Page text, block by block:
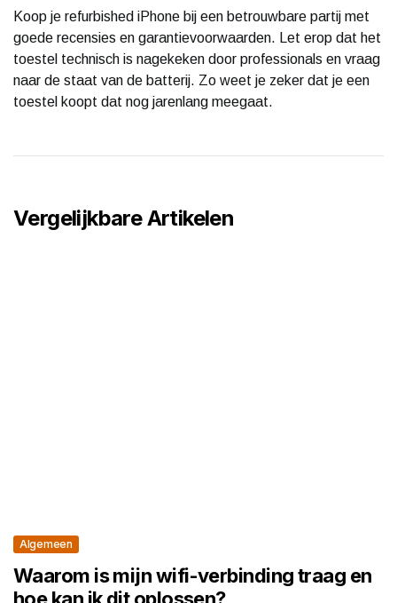
Koop je refurbished iPhone bij een betrouwbare partij met
goede recensies en garantievoorwaarden. Let erop dat het
toestel technisch is nagekeken door professionals en vraag
naar de staat van de batterij. Zo weet je zeker dat je een
toestel koopt dat nog jarenlang meegaat.
Vergelijkbare Artikelen
Algemeen
Waarom is mijn wifi-verbinding traag en
hoe kan ik dit oplossen?